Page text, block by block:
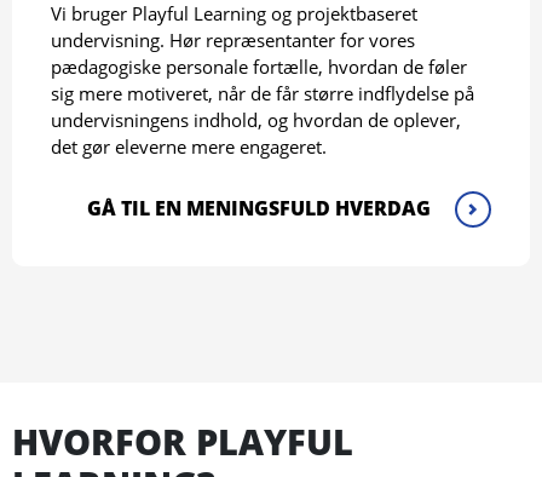
Vi bruger Playful Learning og projektbaseret
undervisning. Hør repræsentanter for vores
pædagogiske personale fortælle, hvordan de føler
sig mere motiveret, når de får større indflydelse på
undervisningens indhold, og hvordan de oplever,
det gør eleverne mere engageret.
GÅ TIL EN MENINGSFULD HVERDAG
HVORFOR PLAYFUL